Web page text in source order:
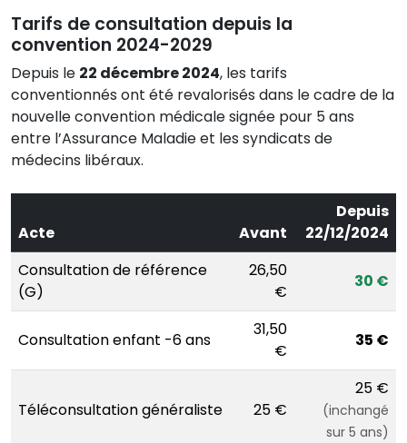
Tarifs de consultation depuis la
convention 2024-2029
Depuis le 22 décembre 2024, les tarifs
conventionnés ont été revalorisés dans le cadre de la
nouvelle convention médicale signée pour 5 ans
entre l’Assurance Maladie et les syndicats de
médecins libéraux.
Acte Avant
Depuis
22/12/2024
Consultation de référence
(G)
26,50
€
30 €
Consultation enfant -6 ans
31,50
€
35 €
Téléconsultation généraliste 25 €
25 €
(inchangé
sur 5 ans)